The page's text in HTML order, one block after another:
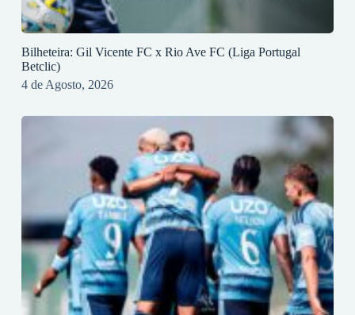
Bilheteira: Gil Vicente FC x Rio Ave FC (Liga Portugal
Betclic)
4 de Agosto, 2026